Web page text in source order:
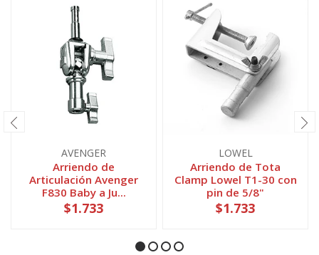
AVENGER
Arriendo de
Articulación Avenger
F830 Baby a Ju...
$1.733
LOWEL
Arriendo de Tota
Clamp Lowel T1-30 con
pin de 5/8"
$1.733